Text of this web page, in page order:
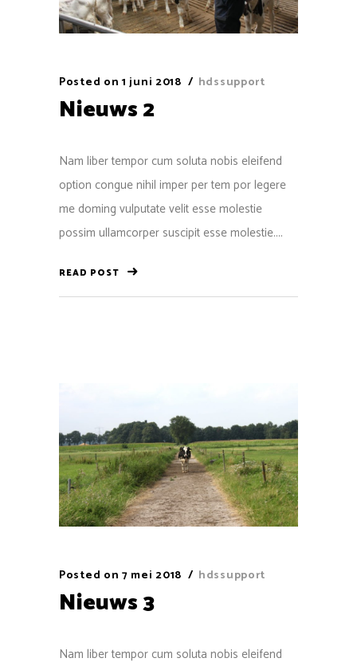
Posted on 1 juni 2018 hdssupport
Nieuws 2
Nam liber tempor cum soluta nobis eleifend
option congue nihil imper per tem por legere
me doming vulputate velit esse molestie
possim ullamcorper suscipit esse molestie....
READ POST
Posted on 7 mei 2018 hdssupport
Nieuws 3
Nam liber tempor cum soluta nobis eleifend